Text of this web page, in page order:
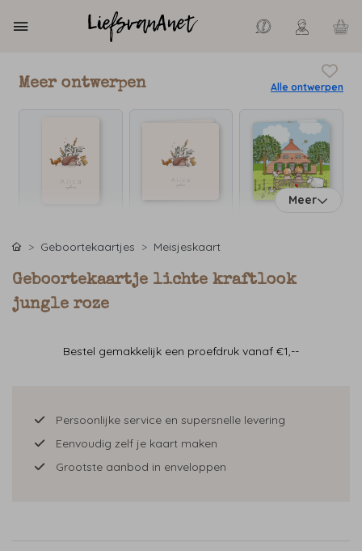
Meer ontwerpen Alle ontwerpen
Meer
Geboortekaartjes Meisjeskaart
Geboortekaartje lichte kraftlook
jungle roze
Bestel gemakkelijk een proefdruk vanaf €1,--
Persoonlijke service en supersnelle levering
Eenvoudig zelf je kaart maken
Grootste aanbod in enveloppen